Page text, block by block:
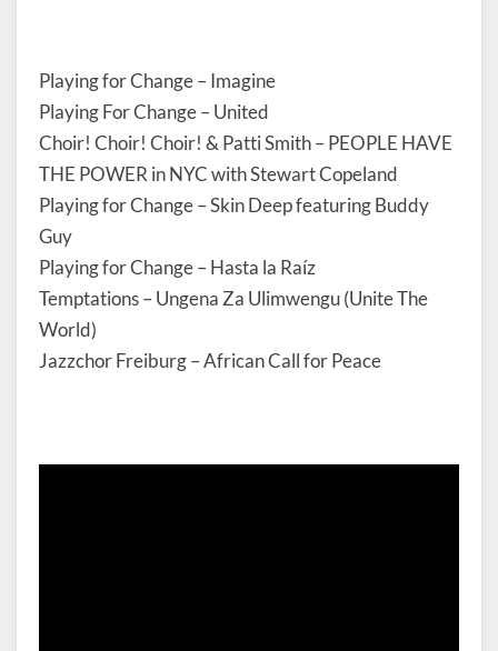
Playing for Change – Imagine
Playing For Change – United
Choir! Choir! Choir! & Patti Smith – PEOPLE HAVE
THE POWER in NYC with Stewart Copeland
Playing for Change – Skin Deep featuring Buddy
Guy
Playing for Change – Hasta la Raíz
Temptations – Ungena Za Ulimwengu (Unite The
World)
Jazzchor Freiburg – African Call for Peace